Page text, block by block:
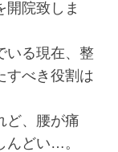
院致しま
いる現在、整
すべき役割は
ど、腰が痛
んどい…。